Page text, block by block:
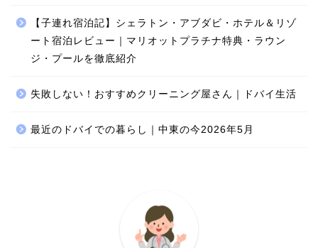
【子連れ宿泊記】シェラトン・アブダビ・ホテル＆リゾ
ート宿泊レビュー｜マリオットプラチナ特典・ラウン
ジ・プールを徹底紹介
失敗しない！おすすめクリーニング屋さん｜ドバイ生活
最近のドバイでの暮らし｜中東の今2026年5月